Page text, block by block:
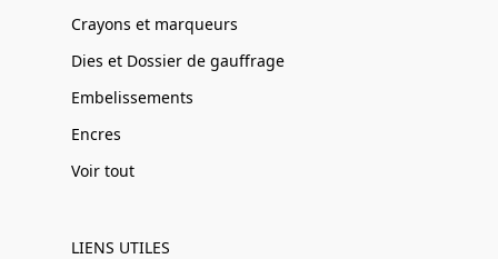
Crayons et marqueurs
Dies et Dossier de gauffrage
Embelissements
Encres
Voir tout
LIENS UTILES